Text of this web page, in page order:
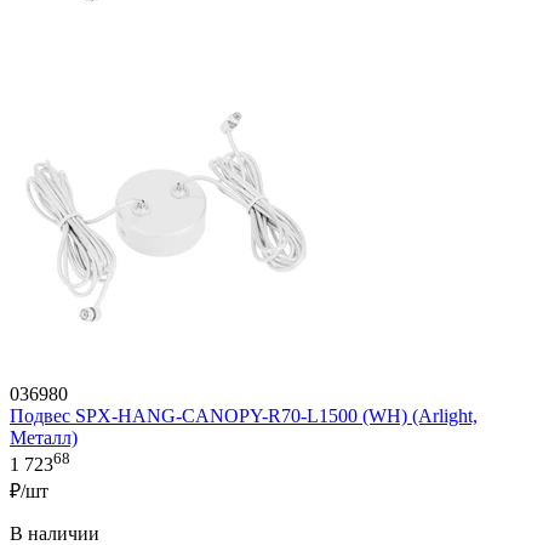
036980
Подвес SPX-HANG-CANOPY-R70-L1500 (WH) (Arlight,
Металл)
1 72368
₽/шт
В наличии